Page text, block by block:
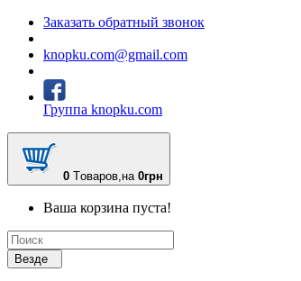
Заказать обратный звонок
knopku.com@gmail.com
Группа knopku.com
0 Tоваров, на 0грн
Ваша корзина пуста!
Везде